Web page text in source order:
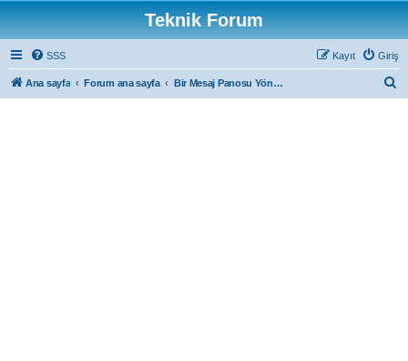
Teknik Forum
SSS Giriş
Kayıt
Ana sayfa Forum ana sayfa Bir Mesaj Panosu Yöneticisi ile iletişime geçin